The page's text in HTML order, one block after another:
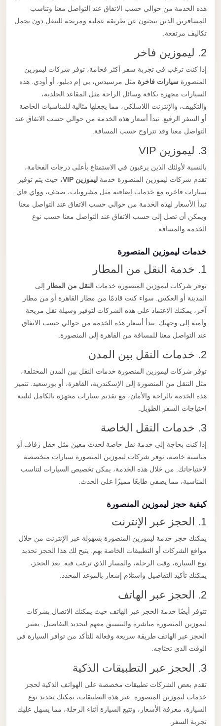
هذه الخدمة من حوالي حسب الاتفاق عند التواصل معنا وتناسب
المسافرين الذين يبحثون عن طريقة عملية ومريحة للتنقل دون تحمل
تكاليف مرتفعة.
إذا كنت ترغب في تجربة سفر أكثر فخامة، توفر شركات ليموزين
المنصورة سيارات فاخرةمثل مرسيدس، بي إم دبليو، أو أودي. هذه
السيارات مجهزة بكافة وسائل الراحة مثل المقاعد الجلدية،
والتكييف، والإنترنت اللاسلكي، مما يجعلها مثالية للمناسبات الخاصة
أو السفر الرفيع. تبدأ أسعار هذه الخدمة من حوالي حسب الاتفاق عند
التواصل معنا وقد تتراوح حسب المسافة.
بالنسبة لأولئك الذين يرغبون في الاستمتاع بأعلى درجات الفخامة،
تقدم شركات ليموزين المنصورة خدمةليموزين VIP
، حيث يتم توفير
سيارات فاخرة مع خدمات إضافية مثل مشروبات، صحف، وواي فاي.
تبدأ الأسعار لهذه الخدمة من حوالي حسب الاتفاق عند التواصل معنا
ويمكن أن تصل إلى حسب الاتفاق عند التواصل معنا حسب نوع
الخدمة والمسافة.
خدمات ليموزين المنصورة
توفر شركات ليموزين المنصورة خدماتالنقل من المطارإلى
المدينة أو العكس. سواء كنت قادمًا من مطار القاهرة أو من مطار
آخر، يمكنك الاعتماد على هذه الشركات لتوفير وسيلة نقل مريحة
وآمنة إلى وجهتك. تبدأ أسعار هذه الخدمة من حوالي حسب الاتفاق
عند التواصل معنا للمسافة من القاهرة إلى المنصورة.
توفر شركات ليموزين المنصورة خدمات النقل بين المدن المختلفة،
مثل التنقل من المنصورة إلى الإسكندرية، القاهرة، أو بورسعيد. تتميز
هذه الخدمة بالراحة والأمان، مع تقديم سيارات مجهزة بالكامل لتلبية
احتياجات السفر الطويل.
إذا كنت بحاجة إلى خدمة نقل خاصة لحدث معين مثل حفل زفاف أو
مناسبة خاصة، توفر شركات ليموزين المنصورة سيارات متخصصة
لاحتياجاتك. من خلال هذه الخدمة، يمكن تخصيص السيارات لتناسب
المناسبة، مما يضفي طابعًا مميزًا على الحدث.
كيفية حجز ليموزين المنصورة
يمكنك حجز خدمة ليموزين المنصورة بسهولة عبر الإنترنت من خلال
مواقع الشركات أو التطبيقات الخاصة بهم. يتيح لك هذا الحجز تحديد
نوع السيارة، وقت الرحلة، والمسار الذي ترغب فيه. بعد الحجز،
يمكنك تأكيد التفاصيل واستلام إشعار بالموعد المحدد.
تتوفر أيضًا خدمة الحجز عبر الهاتف حيث يمكنك الاتصال بشركات
ليموزين المنصورة مباشرة والتنسيق معهم لتحديد التفاصيل. يعتبر
الحجز عبر الهاتف طريقة سريعة وفعالة للتأكد من توافر السيارة في
الوقت الذي تحتاجه.
تقدم بعض الشركات تطبيقات مخصصة على الهواتف الذكية لحجز
خدمات ليموزين المنصورة. عبر هذه التطبيقات، يمكنك تحديد نوع
السيارة، معرفة الأسعار، وتتبع السيارة أثناء الرحلة، مما يسهل عليك
تجربة السفر.